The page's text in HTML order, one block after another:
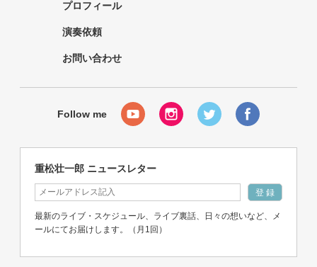
プロフィール
演奏依頼
お問い合わせ
重松壮一郎 ニュースレター
最新のライブ・スケジュール、ライブ裏話、日々の想いなど、メ
ールにてお届けします。（月1回）